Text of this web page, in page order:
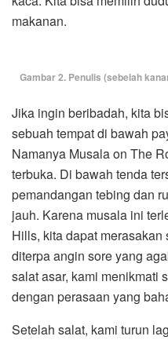
makanan.
Gambar 2. Penulis (sebelah
Jika ingin beribadah, kita
sebuah tempat di bawah
Namanya Musala on The
terbuka. Di bawah tenda
pemandangan tebing dan
jauh. Karena musala ini
Hills, kita dapat
diterpa angin sore yang
salat asar, kami menikmati
dengan perasaan yang
Setelah salat, kami turun